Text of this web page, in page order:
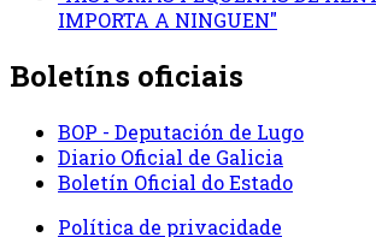
IMPORTA A NINGUEN"
Boletíns oficiais
BOP - Deputación de Lugo
Diario Oficial de Galicia
Boletín Oficial do Estado
Política de privacidade